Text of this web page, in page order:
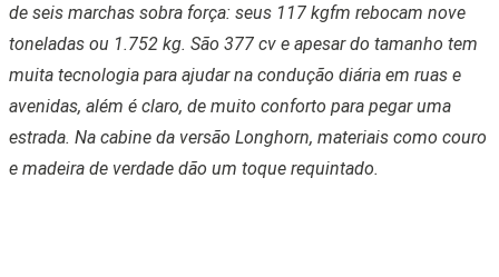
de seis marchas sobra força: seus 117 kgfm rebocam nove
toneladas ou 1.752 kg. São 377 cv e apesar do tamanho tem
muita tecnologia para ajudar na condução diária em ruas e
avenidas, além é claro, de muito conforto para pegar uma
estrada. Na cabine da versão Longhorn, materiais como couro
e madeira de verdade dão um toque requintado.